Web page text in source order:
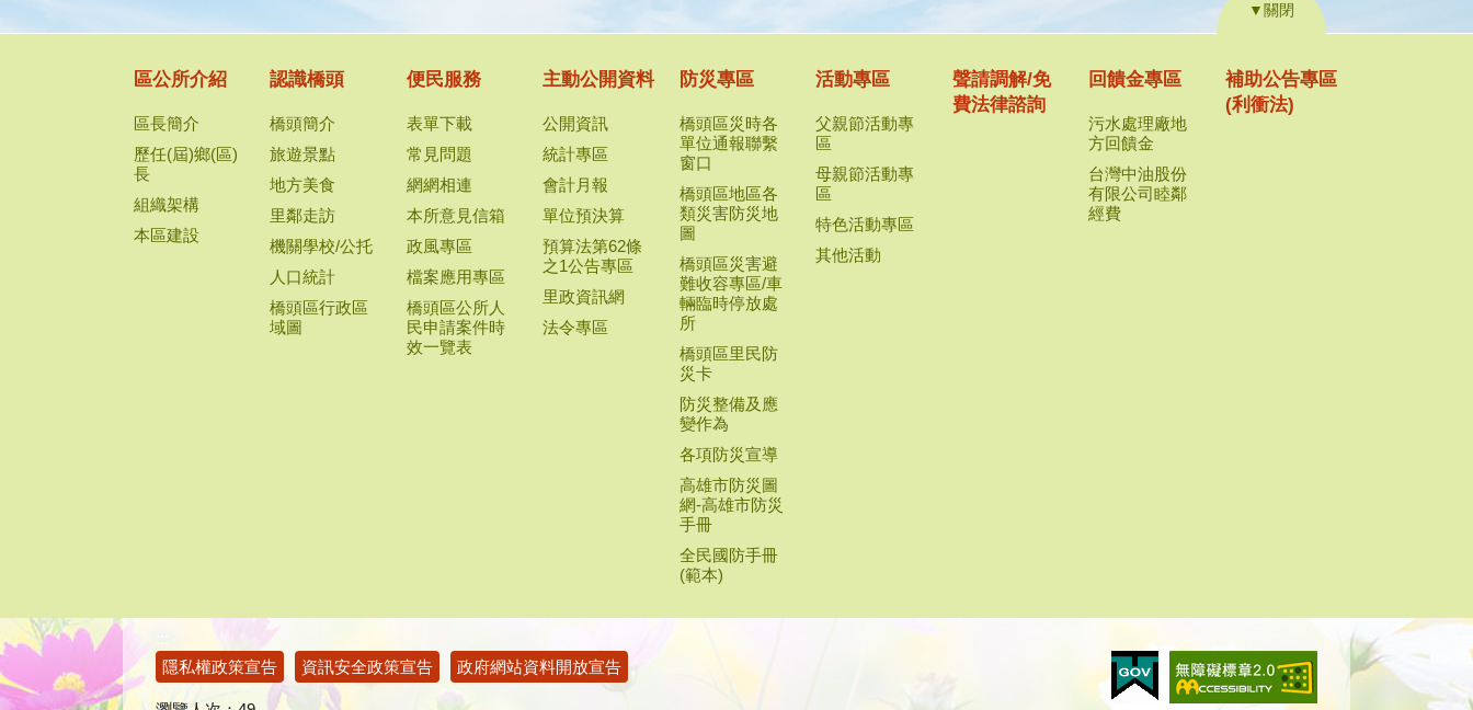
▼關閉
區公所介紹
區長簡介
歷任(屆)鄉(區)
長
組織架構
本區建設
認識橋頭
橋頭簡介
旅遊景點
地方美食
里鄰走訪
機關學校/公托
人口統計
橋頭區行政區
域圖
便民服務
表單下載
常見問題
網網相連
本所意見信箱
政風專區
檔案應用專區
橋頭區公所人
民申請案件時
效一覽表
主動公開資料
公開資訊
統計專區
會計月報
單位預決算
預算法第62條
之1公告專區
里政資訊網
法令專區
防災專區
橋頭區災時各
單位通報聯繫
窗口
橋頭區地區各
類災害防災地
圖
橋頭區災害避
難收容專區/車
輛臨時停放處
所
橋頭區里民防
災卡
防災整備及應
變作為
各項防災宣導
高雄市防災圖
網-高雄市防災
手冊
全民國防手冊
(範本)
活動專區
父親節活動專
區
母親節活動專
區
特色活動專區
其他活動
聲請調解/免
費法律諮詢
回饋金專區
污水處理廠地
方回饋金
台灣中油股份
有限公司睦鄰
經費
補助公告專區
(利衝法)
隱私權政策宣告
資訊安全政策宣告 政府網站資料開放宣告